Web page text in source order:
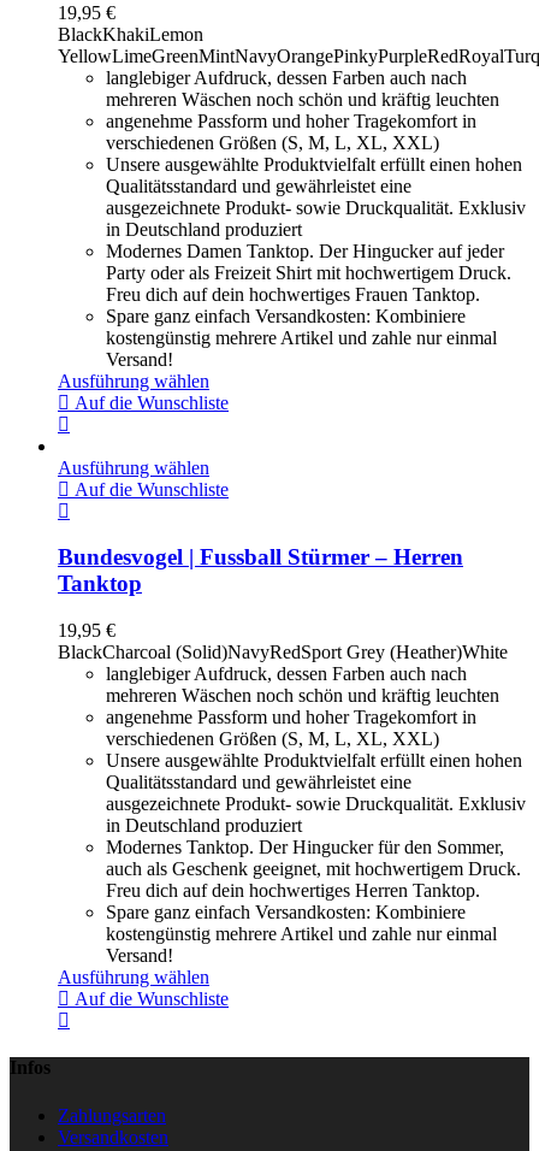
19,95 €
BlackKhakiLemon
YellowLimeGreenMintNavyOrangePinkyPurpleRedRoyal
langlebiger Aufdruck, dessen Farben auch nach
mehreren Wäschen noch schön und kräftig leuchten
angenehme Passform und hoher Tragekomfort in
verschiedenen Größen (S, M, L, XL, XXL)
Unsere ausgewählte Produktvielfalt erfüllt einen hohen
Qualitätsstandard und gewährleistet eine
ausgezeichnete Produkt- sowie Druckqualität. Exklusiv
in Deutschland produziert
Modernes Damen Tanktop. Der Hingucker auf jeder
Party oder als Freizeit Shirt mit hochwertigem Druck.
Freu dich auf dein hochwertiges Frauen Tanktop.
Spare ganz einfach Versandkosten: Kombiniere
kostengünstig mehrere Artikel und zahle nur einmal
Versand!
Ausführung wählen
Auf die Wunschliste
Ausführung wählen
Auf die Wunschliste
Bundesvogel | Fussball Stürmer – Herren
Tanktop
19,95 €
BlackCharcoal (Solid)NavyRedSport Grey (Heather)White
langlebiger Aufdruck, dessen Farben auch nach
mehreren Wäschen noch schön und kräftig leuchten
angenehme Passform und hoher Tragekomfort in
verschiedenen Größen (S, M, L, XL, XXL)
Unsere ausgewählte Produktvielfalt erfüllt einen hohen
Qualitätsstandard und gewährleistet eine
ausgezeichnete Produkt- sowie Druckqualität. Exklusiv
in Deutschland produziert
Modernes Tanktop. Der Hingucker für den Sommer,
auch als Geschenk geeignet, mit hochwertigem Druck.
Freu dich auf dein hochwertiges Herren Tanktop.
Spare ganz einfach Versandkosten: Kombiniere
kostengünstig mehrere Artikel und zahle nur einmal
Versand!
Ausführung wählen
Auf die Wunschliste
Infos
Zahlungsarten
Versandkosten